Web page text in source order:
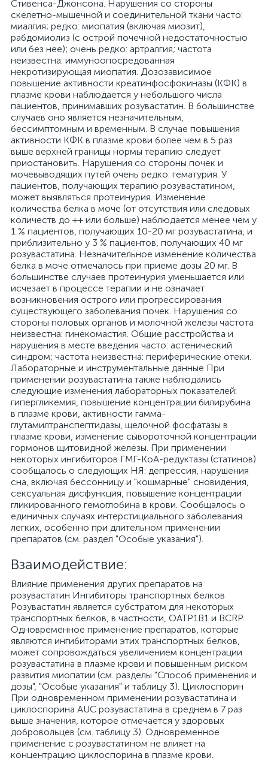
Стивенса-Джонсона. Нарушения со стороны
скелетно-мышечной и соединительной ткани часто:
миалгия; редко: миопатия (включая миозит),
рабдомиолиз (с острой почечной недостаточностью
или без нее); очень редко: артралгия; частота
неизвестна: иммуноопосредованная
некротизирующая миопатия. Дозозависимое
повышение активности креатинфосфокиназы (КФК) в
плазме крови наблюдается у небольшого числа
пациентов, принимавших розувастатин. В большинстве
случаев оно является незначительным,
бессимптомным и временным. В случае повышения
активности КФК в плазме крови более чем в 5 раз
выше верхней границы нормы терапию следует
приостановить. Нарушения со стороны почек и
мочевыводящих путей очень редко: гематурия. У
пациентов, получающих терапию розувастатином,
может выявляться протеинурия. Изменение
количества белка в моче (от отсутствия или следовых
количеств до ++ или больше) наблюдается менее чем у
1 % пациентов, получающих 10-20 мг розувастатина, и
приблизительно у 3 % пациентов, получающих 40 мг
розувастатина. Незначительное изменение количества
белка в моче отмечалось при приеме дозы 20 мг. В
большинстве случаев протеинурия уменьшается или
исчезает в процессе терапии и не означает
возникновения острого или прогрессирования
существующего заболевания почек. Нарушения со
стороны половых органов и молочной железы частота
неизвестна: гинекомастия. Общие расстройства и
нарушения в месте введения часто: астенический
синдром; частота неизвестна: периферические отеки.
Лабораторные и инструментальные данные При
применении розувастатина также наблюдались
следующие изменения лабораторных показателей:
гипергликемия, повышение концентрации билирубина
в плазме крови, активности гамма-
глутамилтранспептидазы, щелочной фосфатазы в
плазме крови, изменение сывороточной концентрации
гормонов щитовидной железы. При применении
некоторых ингибиторов ГМГ-КоА-редуктазы (статинов)
сообщалось о следующих НЯ: депрессия, нарушения
сна, включая бессонницу и "кошмарные" сновидения,
сексуальная дисфункция, повышение концентрации
гликированного гемоглобина в крови. Сообщалось о
единичных случаях интерстициального заболевания
легких, особенно при длительном применении
препаратов (см. раздел "Особые указания").
Взаимодействие:
Влияние применения других препаратов на
розувастатин Ингибиторы транспортных белков
Розувастатин является субстратом для некоторых
транспортных белков, в частности, ОАТР1В1 и BCRP.
Одновременное применение препаратов, которые
являются ингибиторами этих транспортных белков,
может сопровождаться увеличением концентрации
розувастатина в плазме крови и повышенным риском
развития миопатии (см. разделы "Способ применения и
дозы", "Особые указания" и таблицу 3). Циклоспорин
При одновременном применении розувастатина и
циклоспорина AUC розувастатина в среднем в 7 раз
выше значения, которое отмечается у здоровых
добровольцев (см. таблицу 3). Одновременное
применение с розувастатином не влияет на
концентрацию циклоспорина в плазме крови.